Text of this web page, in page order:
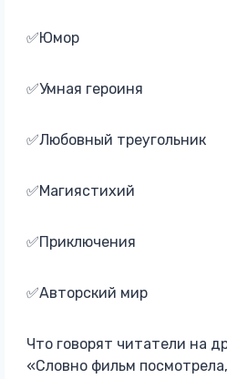
✅Юмор
✅Умная героиня
✅Любовный треугольник
✅Магиястихий
✅Приключения
✅Авторский мир
Что говорят читатели на
«Словно фильм